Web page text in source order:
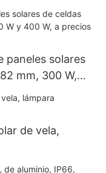
de la red.
paneles solares
mm, 300 W,
de vela,